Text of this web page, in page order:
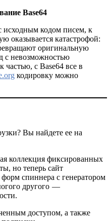
Base64
исходным кодом писем, к
оказывается катастрофой:
оригинальную
с невозможностью
частью, с Base64 все в
кодировку можно
Вы найдете ее на
коллекция фиксированных
но теперь сайт
спиннера с генератором
другого —
доступом, а также